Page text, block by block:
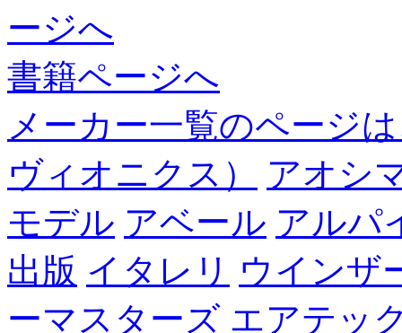
ージへ
書籍ページへ
メーカー一覧のページ
ヴィオニクス）
アオシ
モデル アベール アルパ
出版 イタレリ ウインザ
ーマスターズ エアテッ